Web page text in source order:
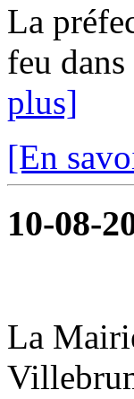
La
feu
plus]
[En
10-08-
La